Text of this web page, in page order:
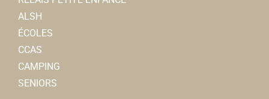
ALSH
ÉCOLES
CCAS
CAMPING
SENIORS